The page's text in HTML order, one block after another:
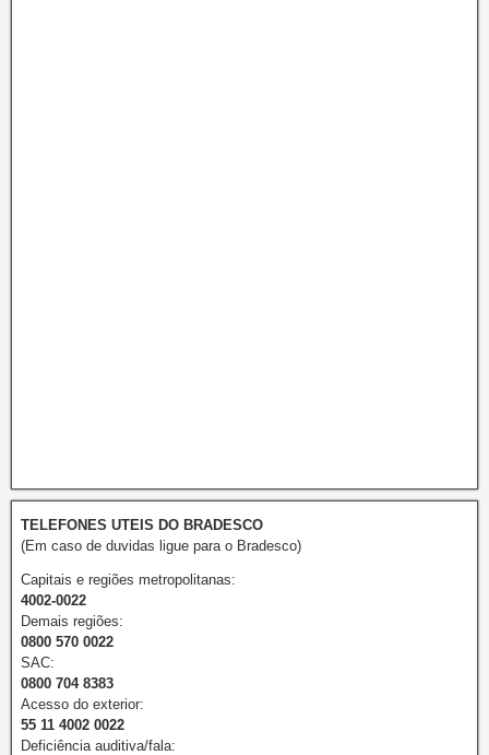
TELEFONES UTEIS DO BRADESCO
(Em caso de duvidas ligue para o Bradesco)
Capitais e regiões metropolitanas:
4002-0022
Demais regiões:
0800 570 0022
SAC:
0800 704 8383
Acesso do exterior:
55 11 4002 0022
Deficiência auditiva/fala: